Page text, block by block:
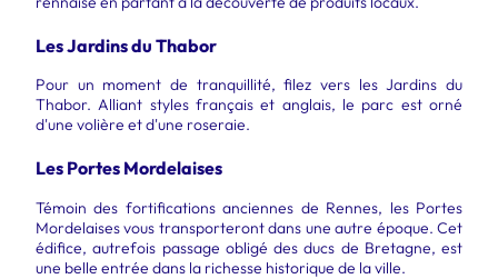
Les Jardins du Thabor
Pour un moment de tranquillité, filez vers les Jardins du
Thabor. Alliant styles français et anglais, le parc est orné
d'une volière et d'une roseraie.
Les Portes Mordelaises
Témoin des fortifications anciennes de Rennes, les Portes
Mordelaises vous transporteront dans une autre époque. Cet
édifice, autrefois passage obligé des ducs de Bretagne, est
une belle entrée dans la richesse historique de la ville.